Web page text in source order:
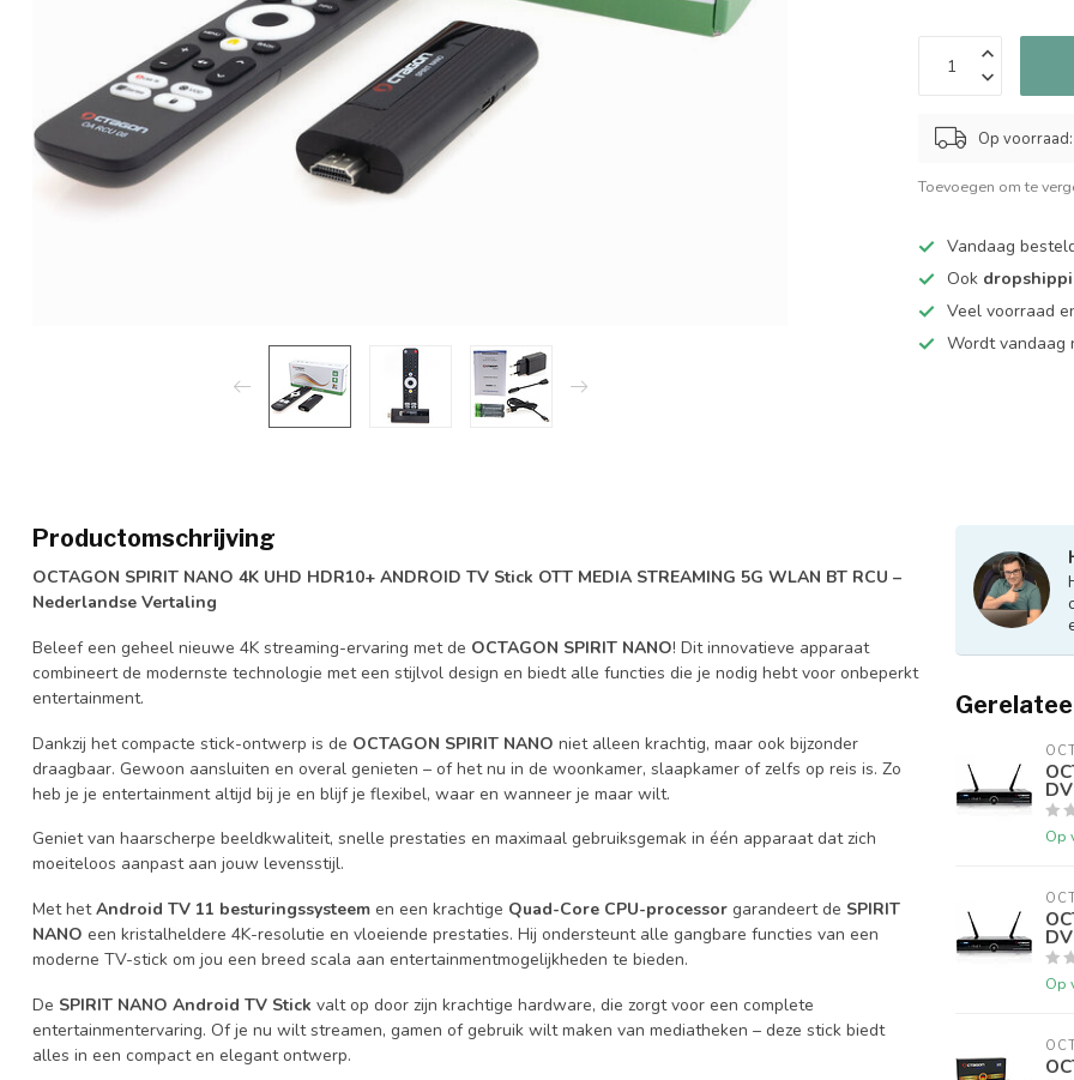
Op
Toevoegen om te
Vandaag
Ook
Veel voorraad
Wordt
Productomschrijving
OCTAGON SPIRIT NANO 4K UHD HDR10+ ANDROID TV Stick OTT MEDIA STREAMING 5G WLAN BT RCU –
Nederlandse Vertaling
Beleef een geheel nieuwe 4K streaming-ervaring met de OCTAGON SPIRIT NANO! Dit innovatieve apparaat
combineert de modernste technologie met een stijlvol design en biedt alle functies die je nodig hebt voor onbeperkt
entertainment.
Dankzij het compacte stick-ontwerp is de OCTAGON SPIRIT NANO niet alleen krachtig, maar ook bijzonder
draagbaar. Gewoon aansluiten en overal genieten – of het nu in de woonkamer, slaapkamer of zelfs op reis is. Zo
heb je je entertainment altijd bij je en blijf je flexibel, waar en wanneer je maar wilt.
Geniet van haarscherpe beeldkwaliteit, snelle prestaties en maximaal gebruiksgemak in één apparaat dat zich
moeiteloos aanpast aan jouw levensstijl.
Met hetAndroid TV 11 besturingssysteem en een krachtige Quad-Core CPU-processor garandeert de SPIRIT
NANO een kristalheldere 4K-resolutie en vloeiende prestaties. Hij ondersteunt alle gangbare functies van een
moderne TV-stick om jou een breed scala aan entertainmentmogelijkheden te bieden.
De SPIRIT NANO Android TV Stick valt op door zijn krachtige hardware, die zorgt voor een complete
entertainmentervaring. Of je nu wilt streamen, gamen of gebruik wilt maken van mediatheken – deze stick biedt
alles in een compact en elegant ontwerp.
Op
Op